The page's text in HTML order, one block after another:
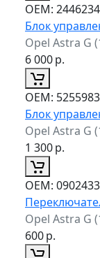
ОЕМ:
Блок
Opel Astra G
6 000р.
ОЕМ:
Блок
Opel Astra G
1 300р.
ОЕМ:
Opel Astra G
600р.